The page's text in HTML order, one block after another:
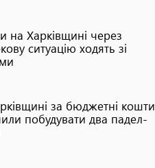
на Харківщині через
ситуацію ходять зі
за бюджетні кошти
побудувати два падел-